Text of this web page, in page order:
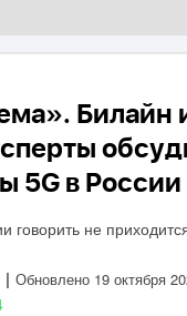
Билайн
5G в России
говорить не
| Обновлено 19 октября